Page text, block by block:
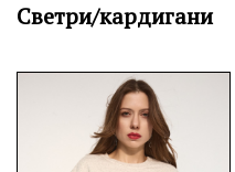
Светри/кардигани